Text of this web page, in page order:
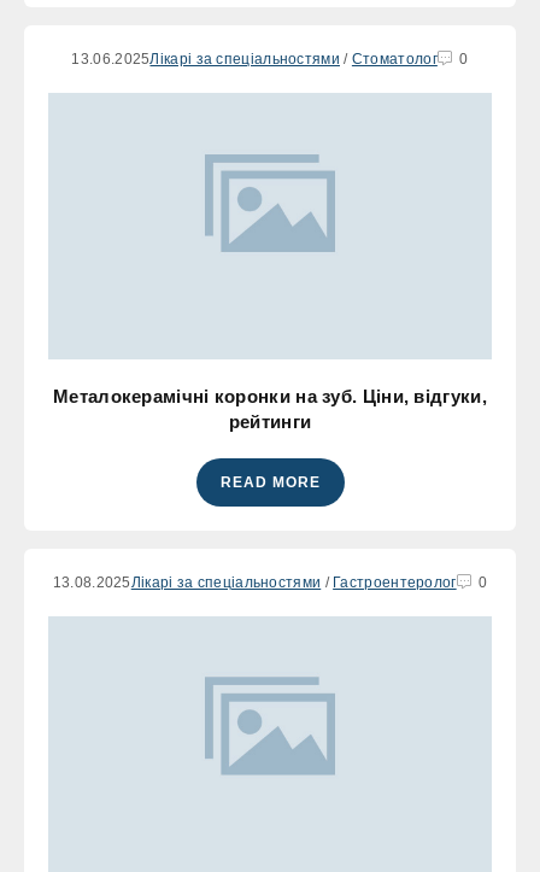
13.06.2025Лікарі за спеціальностями / Стоматолог 0
Металокерамічні коронки на зуб. Ціни, відгуки,
рейтинги
READ MORE
13.08.2025 Лікарі за спеціальностями / Гастроентеролог 0